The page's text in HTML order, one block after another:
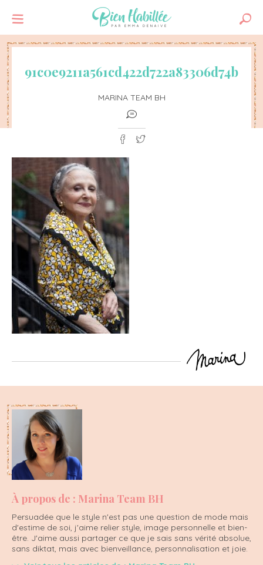
91c0e9211a561cd422d722a83306d74b
MARINA TEAM BH
À propos de : Marina Team BH
Persuadée que le style n'est pas une question de mode mais
d'estime de soi, j'aime relier style, image personnelle et bien-
être. J'aime aussi partager ce que je sais sans vérité absolue,
sans diktat, mais avec bienveillance, personnalisation et joie.